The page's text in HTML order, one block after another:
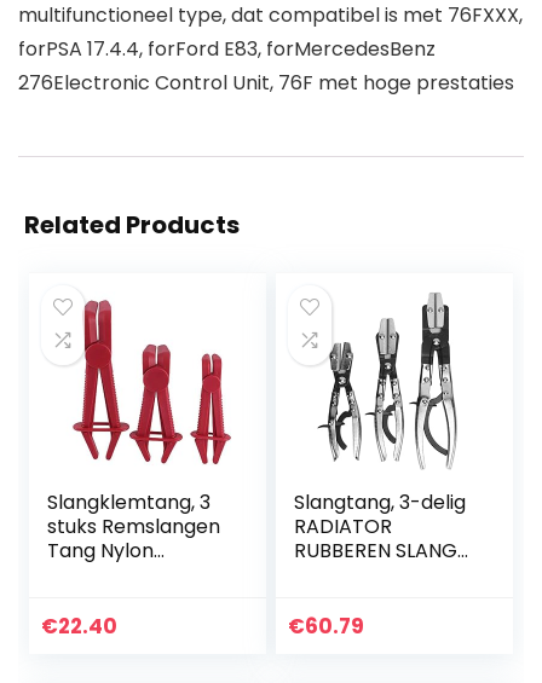
multifunctioneel type, dat compatibel is met 76FXXX,
forPSA 17.4.4, forFord E83, forMercedesBenz
276Electronic Control Unit, 76F met hoge prestaties
Related Products
Slangklemtang, 3
stuks Remslangen
Tang Nylon
Klemtang Set voor
€22.40
Slangtang, 3-delig
RADIATOR
RUBBEREN SLANG
Automobiel
€60.79